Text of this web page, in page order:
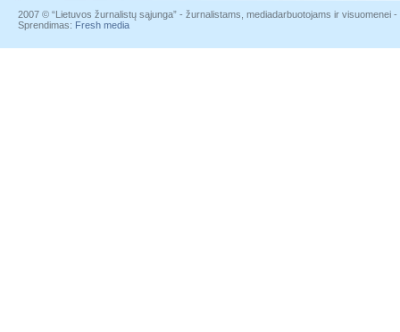
2007 © “Lietuvos žurnalistų sąjunga” - žurnalistams, mediadarbuotojams ir visuomenei
Sprendimas: Fresh media